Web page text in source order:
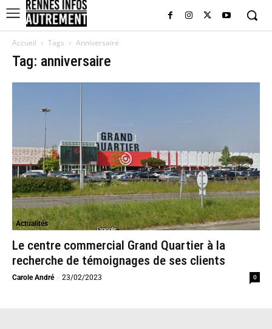
Accueil Tags Anniversaire
Tag: anniversaire
Actualités
Le centre commercial Grand Quartier à la
recherche de témoignages de ses clients
Carole André - 23/02/2023 0